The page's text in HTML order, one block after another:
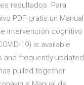
resultados. Para
PDF gratis un Manual
intervención cognitivo
19) is available
and frequently-updated
pulled together